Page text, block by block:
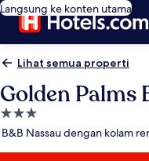
Langsung ke konten utama
Lihat semua properti
Golden Palms
Properti
bintang
B&B Nassau dengan kolam